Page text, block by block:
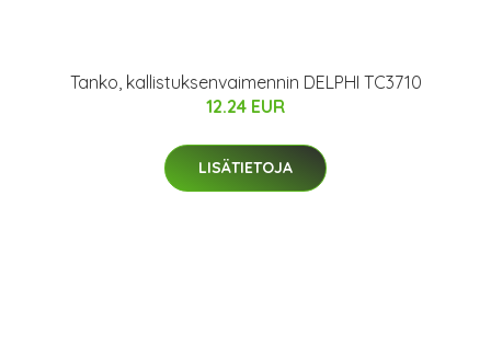
Tanko, kallistuksenvaimennin DELPHI TC3710
12.24 EUR
LISÄTIETOJA